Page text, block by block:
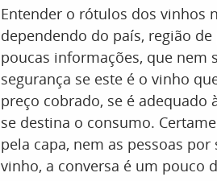
Entender o rótulos dos vinhos
dependendo do país, região
poucas informações, que nem
segurança se este é o vinho
preço cobrado, se é adequado
se destina o consumo.
pela capa, nem as pessoas
vinho, a conversa é um pouco